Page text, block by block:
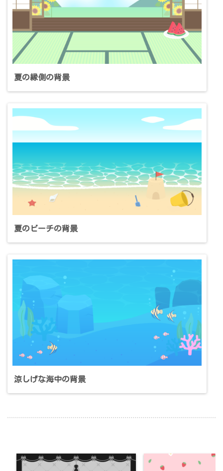
夏の縁側の背景
夏のビーチの背景
涼しげな海中の背景